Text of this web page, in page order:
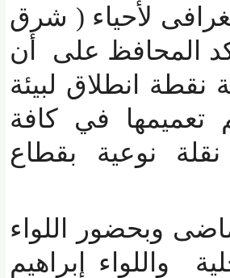
لأحياء ( شرق
على أن
انطلاق لبيئة
في كافة
نوعية بقطاع
وبحضور اللواء
إبراهيم